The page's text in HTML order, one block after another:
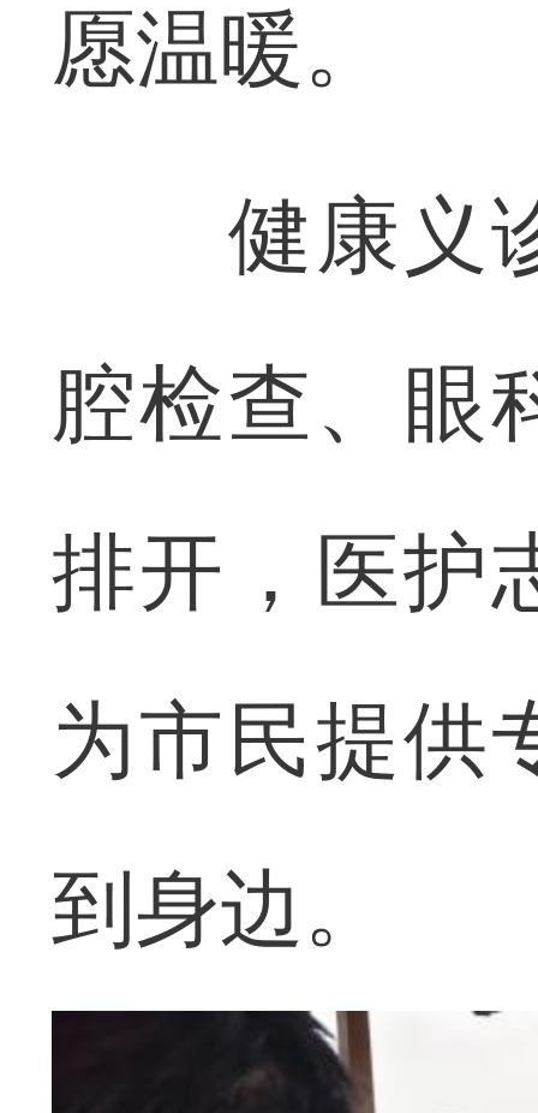
愿温暖。
健康义诊
腔检查、眼
排开，医护
为市民提供
到身边。